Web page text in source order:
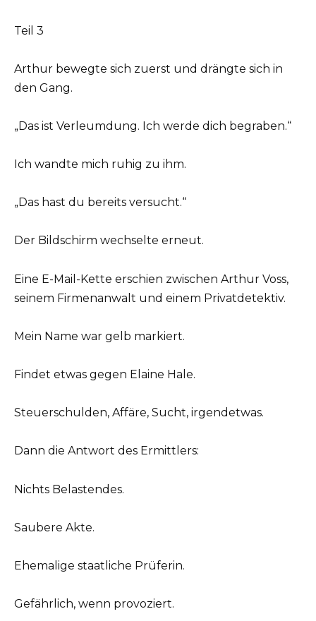
Teil 3
Arthur bewegte sich zuerst und drängte sich in
den Gang.
„Das ist Verleumdung. Ich werde dich begraben.“
Ich wandte mich ruhig zu ihm.
„Das hast du bereits versucht.“
Der Bildschirm wechselte erneut.
Eine E-Mail-Kette erschien zwischen Arthur Voss,
seinem Firmenanwalt und einem Privatdetektiv.
Mein Name war gelb markiert.
Findet etwas gegen Elaine Hale.
Steuerschulden, Affäre, Sucht, irgendetwas.
Dann die Antwort des Ermittlers:
Nichts Belastendes.
Saubere Akte.
Ehemalige staatliche Prüferin.
Gefährlich, wenn provoziert.